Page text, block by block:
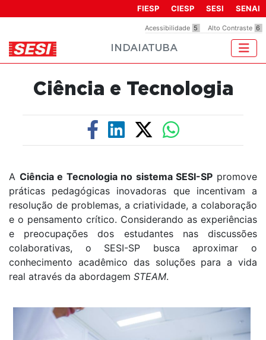
inclui
um
Acessibilidade 5 Alto Contraste 6
FIESP CIESP SESI SENAI
INDAIATUBA
Ciência e Tecnologia
A Ciência e Tecnologia no sistema SESI-SP promove
práticas pedagógicas inovadoras que incentivam a
resolução de problemas, a criatividade, a colaboração
e o pensamento crítico. Considerando as experiências
e preocupações dos estudantes nas discussões
colaborativas, o SESI-SP busca aproximar o
conhecimento acadêmico das soluções para a vida
real através da abordagem STEAM.